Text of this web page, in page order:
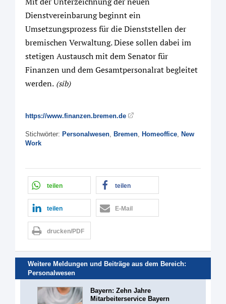
Dienstvereinbarung beginnt ein
Umsetzungsprozess für die Dienststellen der
bremischen Verwaltung. Diese sollen dabei im
stetigen Austausch mit dem Senator für
Finanzen und dem Gesamtpersonalrat begleitet
werden. (sib)
https://www.finanzen.bremen.de
Stichwörter: Personalwesen, Bremen, Homeoffice, New
Work
teilen teilen
teilen E-Mail
drucken/PDF
Weitere Meldungen und Beiträge aus dem Bereich:
Personalwesen
Bayern: Zehn Jahre
Mitarbeiterservice Bayern